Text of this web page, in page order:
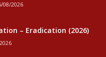
08/2026
– Eradication (2026)